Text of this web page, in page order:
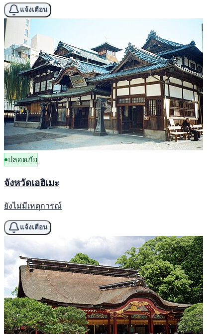
แจ้งเตือน
ปลอดภัย
จังหวัดเอฮิเมะ
ยังไม่มีเหตุการณ์
แจ้งเตือน